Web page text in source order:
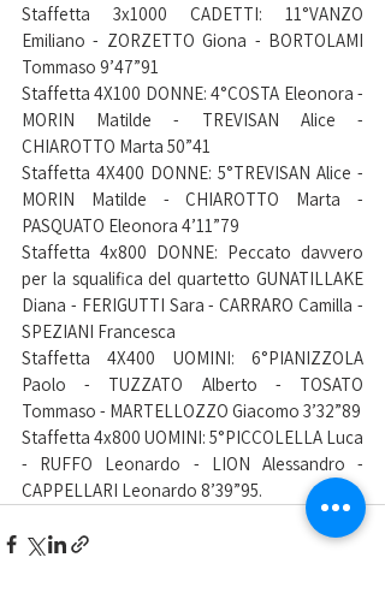
Staffetta 3x1000 CADETTI: 11°VANZO
Emiliano - ZORZETTO Giona - BORTOLAMI
Tommaso 9’47”91
Staffetta 4X100 DONNE: 4°COSTA Eleonora -
MORIN Matilde - TREVISAN Alice -
CHIAROTTO Marta 50”41
Staffetta 4X400 DONNE: 5°TREVISAN Alice -
MORIN Matilde - CHIAROTTO Marta -
PASQUATO Eleonora 4’11”79
Staffetta 4x800 DONNE: Peccato davvero
per la squalifica del quartetto GUNATILLAKE
Diana - FERIGUTTI Sara - CARRARO Camilla -
SPEZIANI Francesca
Staffetta 4X400 UOMINI: 6°PIANIZZOLA
Paolo - TUZZATO Alberto - TOSATO
Staffetta 4x800 UOMINI: 5°PICCOLELLA Luca
- RUFFO Leonardo - LION Alessandro -
CAPPELLARI Leonardo 8’39”95.